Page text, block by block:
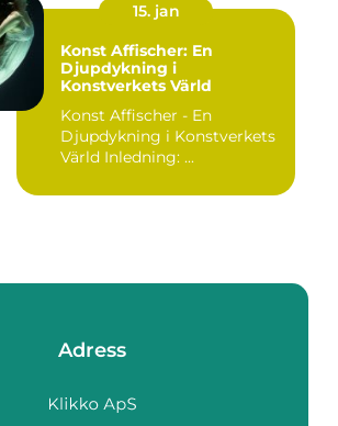
15. jan
Konst Affischer: En
Djupdykning i
Konstverkets Värld
Konst Affischer - En
Djupdykning i Konstverkets
Värld Inledning: ...
Adress